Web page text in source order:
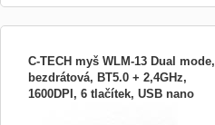
C-TECH myš WLM-13 Dual mode,
bezdrátová, BT5.0 + 2,4GHz,
1600DPI, 6 tlačítek, USB nano